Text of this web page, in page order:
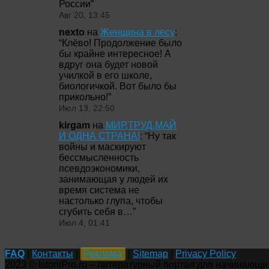
России”
Авг 20, 13:45
nexto на Женщина в лесу:
“Клёво! Продолжение было
бы крайне интересное! А
вдруг она будет новой
училкой в его школе,
биологичкой. Вот было бы
прикольно!”
Июл 13, 22:50
kirgam на МИР,ТРУД,МАЙ
И ОДНА СТРАНА!: “Ну так
войны и маскируют
бессмысленность
псевдоэкономики,
занимающая у людей их
время система не
настолько глупа, чтобы
сгубить себя в…”
Июл 4, 01:41
FAQ Контакты Реклама Sitemap
Privacy Policy